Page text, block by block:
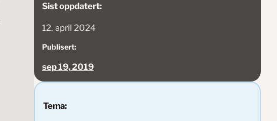
Sist oppdatert:
12. april 2024
Publisert:
sep 19, 2019
Tema: